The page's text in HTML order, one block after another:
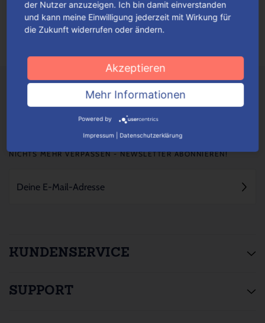
einfallsreichen Motiven werden ganz gewiss alle Fans hellauf
begeistern.Mehr lesen
KUNDENSERVICE
SUPPORT
NICHTS MEHR VERPASSEN - NEWSLETTER ABONNIEREN!
der Nutzer anzuzeigen. Ich bin damit einverstanden
und kann meine Einwilligung jederzeit mit Wirkung für
die Zukunft widerrufen oder ändern.
Akzeptieren
Mehr Informationen
Powered by
Impressum Datenschutzerklärung